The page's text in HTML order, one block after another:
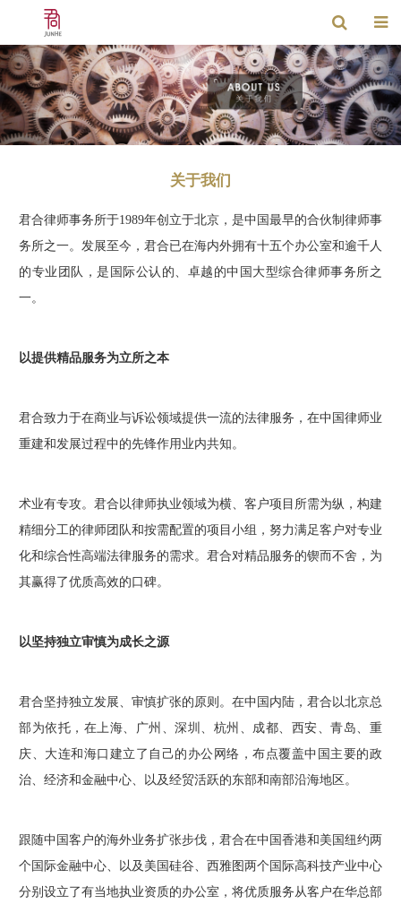
关于我们
君合律师事务所于1989年创立于北京，是中国最早的合伙制律师事
务所之一。发展至今，君合已在海内外拥有十五个办公室和逾千人
的专业团队，是国际公认的、卓越的中国大型综合律师事务所之
一。
以提供精品服务为立所之本
君合致力于在商业与诉讼领域提供一流的法律服务，在中国律师业
重建和发展过程中的先锋作用业内共知。
术业有专攻。君合以律师执业领域为横、客户项目所需为纵，构建
精细分工的律师团队和按需配置的项目小组，努力满足客户对专业
化和综合性高端法律服务的需求。君合对精品服务的锲而不舍，为
其赢得了优质高效的口碑。
以坚持独立审慎为成长之源
君合坚持独立发展、审慎扩张的原则。在中国内陆，君合以北京总
部为依托，在上海、广州、深圳、杭州、成都、西安、青岛、重
庆、大连和 海口建立了自己的办公网络，布点覆盖中国主要的政
治、经济和金融中心、以及经贸活跃的东部和南部沿海地区。
跟随中国客户的海外业务扩张步伐，君合在中国香港和美国纽约两
个国际金融中心、以及美国硅谷、西雅图两个国际高科技产业中心
分别设立了有当地执业资质的办公室，将优质服务从客户在华总部